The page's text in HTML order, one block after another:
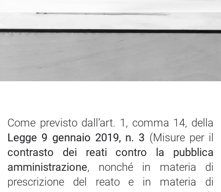
Come previsto dall’art. 1, comma 14, della
Legge 9 gennaio 2019, n. 3 (Misure per il
contrasto dei reati contro la pubblica
amministrazione, nonché in materia di
prescrizione del reato e in materia di